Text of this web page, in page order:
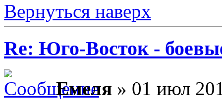
Вернуться наверх
Re: Юго-Восток -
Емеля » 01 июл